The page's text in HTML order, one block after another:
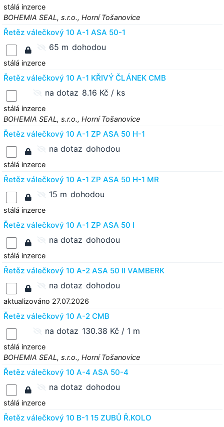
stálá inzerce
BOHEMIA SEAL, s.r.o., Horní Tošanovice
Řetěz válečkový 10 A-1 ASA 50-1
65 m dohodou
stálá inzerce
Řetěz válečkový 10 A-1 KŘIVÝ ČLÁNEK CMB
na dotaz 8.16 Kč / ks
stálá inzerce
BOHEMIA SEAL, s.r.o., Horní Tošanovice
Řetěz válečkový 10 A-1 ZP ASA 50 H-1
na dotaz dohodou
stálá inzerce
Řetěz válečkový 10 A-1 ZP ASA 50 H-1 MR
15 m dohodou
stálá inzerce
Řetěz válečkový 10 A-1 ZP ASA 50 I
na dotaz dohodou
stálá inzerce
Řetěz válečkový 10 A-2 ASA 50 II VAMBERK
na dotaz dohodou
aktualizováno 27.07.2026
Řetěz válečkový 10 A-2 CMB
na dotaz 130.38 Kč / 1 m
stálá inzerce
BOHEMIA SEAL, s.r.o., Horní Tošanovice
Řetěz válečkový 10 A-4 ASA 50-4
na dotaz dohodou
stálá inzerce
Řetěz válečkový 10 B-1 15 ZUBŮ Ř.KOLO